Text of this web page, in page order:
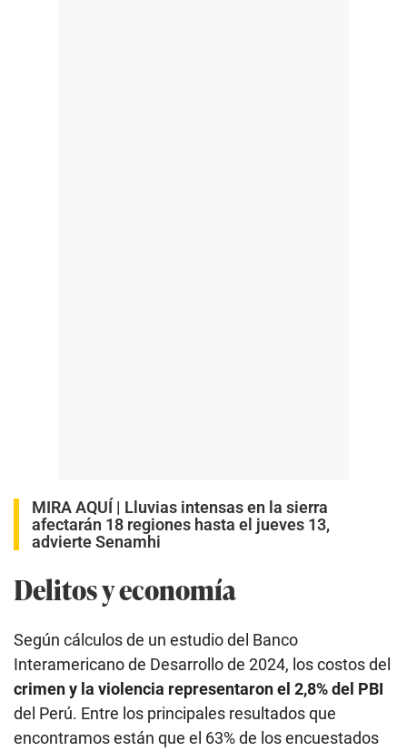
MIRA AQUÍ | Lluvias intensas en la sierra
afectarán 18 regiones hasta el jueves 13,
advierte Senamhi
Delitos y economía
Según cálculos de un estudio del Banco
Interamericano de Desarrollo de 2024, los costos del
crimen y la violencia representaron el 2,8% del PBI
del Perú. Entre los principales resultados que
encontramos están que el 63% de los encuestados